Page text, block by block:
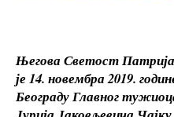
Његова Светост
је 14. новембра 2019.
Београду Главног